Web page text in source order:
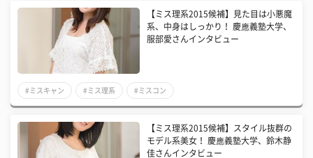
【ミス理系2015候補】見た目は小悪魔
系、中身はしっかり！ 慶應義塾大学、
服部愛さんインタビュー
#ミスキャン #ミス理系 #ミスコン
【ミス理系2015候補】スタイル抜群の
モデル系美女！ 慶應義塾大学、鈴木静
佳さんインタビュー